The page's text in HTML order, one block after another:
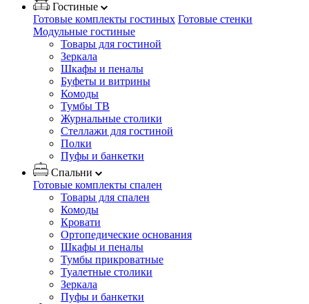
Гостиные
Готовые комплекты гостиных Готовые стенки
Модульные гостиные
Товары для гостиной
Зеркала
Шкафы и пеналы
Буфеты и витрины
Комоды
Тумбы ТВ
Журнальные столики
Стеллажи для гостиной
Полки
Пуфы и банкетки
Спальни
Готовые комплекты спален
Товары для спален
Комоды
Кровати
Ортопедические основания
Шкафы и пеналы
Тумбы прикроватные
Туалетные столики
Зеркала
Пуфы и банкетки